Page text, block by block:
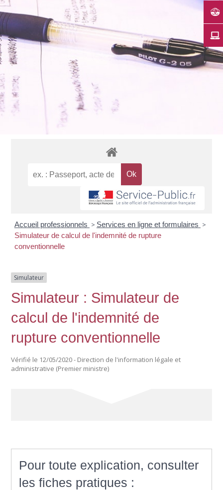
Accueil professionnels > Services en ligne et formulaires >
Simulateur de calcul de l'indemnité de rupture
conventionnelle
Simulateur
Simulateur : Simulateur de
calcul de l'indemnité de
rupture conventionnelle
Vérifié le 12/05/2020 - Direction de l'information légale et
administrative (Premier ministre)
Pour toute explication, consulter
les fiches pratiques :